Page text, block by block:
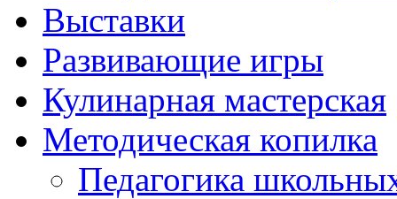
Выставки
Развивающие игры
Кулинарная мастерская
Методическая копилка
Педагогика